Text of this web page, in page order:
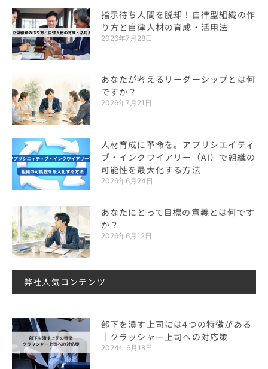
指示待ち人間を脱却！自律型組織の作
り方と自律人材の育成・活用法
2026年7月28日
あなたが考えるリーダーシップとは何
ですか？
2026年7月21日
人材育成に革命を。アプリシエイティ
ブ・インクワイアリー（AI）で組織の
可能性を最大化する方法
2026年6月24日
あなたにとって目標の意義とは何です
か？
2026年6月12日
弊社人気コンテンツ
部下を潰す上司には4つの特徴がある
｜クラッシャー上司への対応策
2024年6月18日